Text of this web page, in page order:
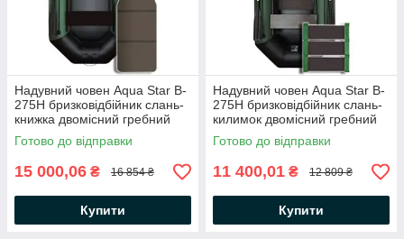
Надувний човен Aqua Star B-
275Н бризковідбійник слань-
книжка двомісний гребний
човен АкваСтар + комплект д/
якоря на носі, балон 35
Готово до відправки
15 000,06 ₴ 16 854 ₴
Купити
Надувний човен Aqua Star B-
275Н бризковідбійник слань-
килимок двомісний гребний
човен АкваСтар +комплект д/
якоря на носі, балон 35
Готово до відправки
11 400,01 ₴ 12 809 ₴
Купити